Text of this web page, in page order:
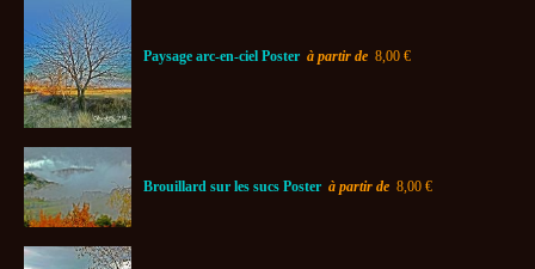
Paysage arc-en-ciel Poster à partir de 8,00 €
Brouillard sur les sucs Poster à partir de 8,00 €